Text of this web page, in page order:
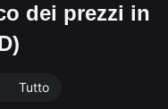
dei prezzi in
Tutto